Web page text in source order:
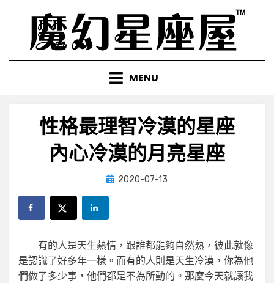
content
MENU
性格最理智冷漠的星座
內心冷漠的月亮星座
by小編
Posted
2020-07-13
有的人是天生熱情，跟誰都能夠自然熟，彼此就像
是認識了好多年一樣。而有的人則是天生冷漠，你為他
們做了多少事，他們都是不為所動的。那麼今天就讓我